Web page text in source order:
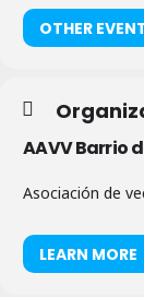
OTHER
AAVV Barrio
Asociación de
LEARN MORE